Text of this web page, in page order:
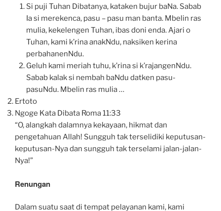
Si puji Tuhan Dibatanya, kataken bujur baNa. Sabab
Ia si merekenca, pasu – pasu man banta. Mbelin ras
mulia, kekelengen Tuhan, ibas doni enda. Ajari o
Tuhan, kami k’rina anakNdu, naksiken kerina
perbahanenNdu.
Geluh kami meriah tuhu, k’rina si k’rajangenNdu.
Sabab kalak si nembah baNdu datken pasu-
pasuNdu. Mbelin ras mulia …
Ertoto
Ngoge Kata Dibata Roma 11:33
“O, alangkah dalamnya kekayaan, hikmat dan
pengetahuan Allah! Sungguh tak terselidiki keputusan-
keputusan-Nya dan sungguh tak terselami jalan-jalan-
Nya!”
Renungan
Dalam suatu saat di tempat pelayanan kami, kami